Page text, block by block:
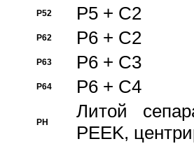
P52 P5 + C2
P62 P6 + C2
P63 P6 + C3
P64 P6 + C4
PH
Литой
PEEK,